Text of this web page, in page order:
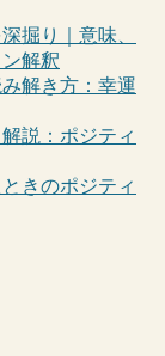
掘り｜意味、
解釈
解き方：幸運
説：ポジティ
きのポジティ